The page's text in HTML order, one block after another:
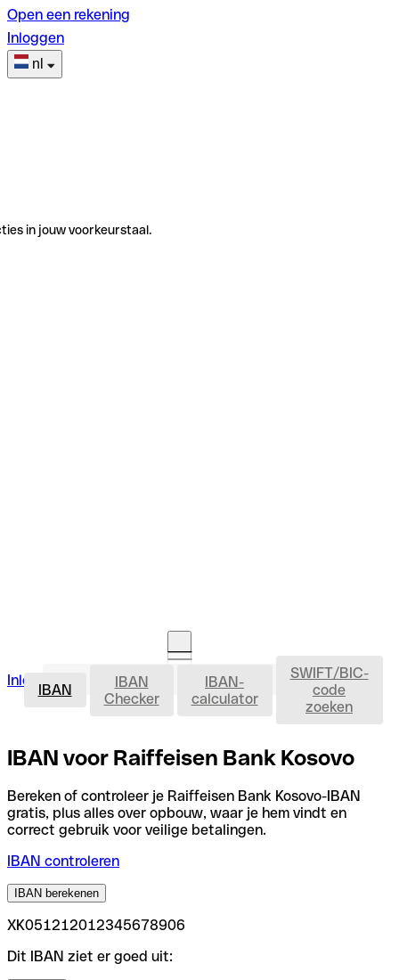
Open een rekening
Inloggen
nl
in jouw voorkeurstaal.
Inloggen Rekening openen IBAN
IBAN
IBAN
Checker
IBAN-
calculator
SWIFT/BIC-
code
zoeken
IBAN voor Raiffeisen Bank Kosovo
Bereken of controleer je Raiffeisen Bank Kosovo-IBAN
gratis, plus alles over opbouw, waar je hem vindt en
correct gebruik voor veilige betalingen.
IBAN controleren
IBAN berekenen
XK051212012345678906
Dit IBAN ziet er goed uit: